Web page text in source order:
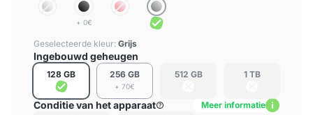
+ 0€
Geselecteerde kleur: Grijs
Ingebouwd geheugen
128 GB 256 GB
+ 70€
512 GB 1 TB
Conditie van het apparaat
Meer informatie